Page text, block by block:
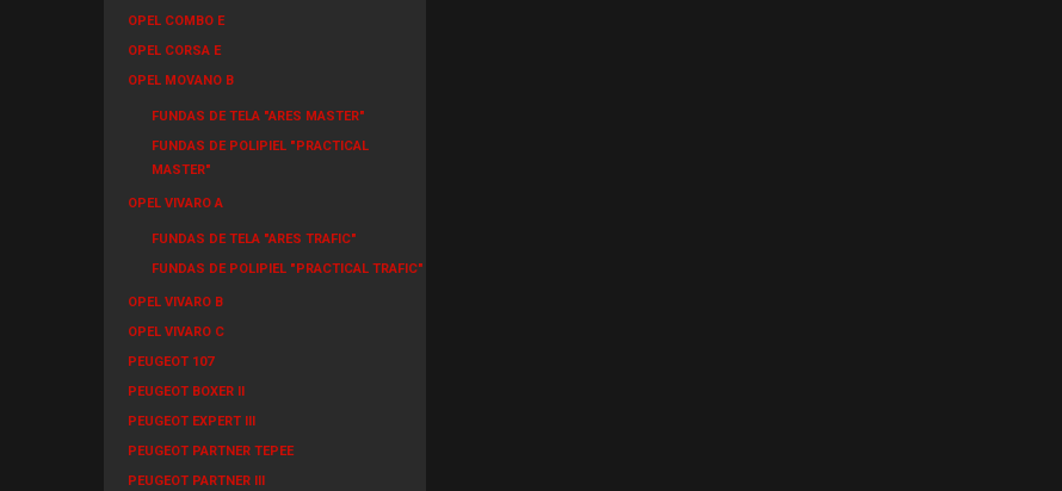
OPEL COMBO E
OPEL CORSA E
OPEL MOVANO B
FUNDAS DE TELA "ARES MASTER"
FUNDAS DE POLIPIEL "PRACTICAL
MASTER"
OPEL VIVARO A
FUNDAS DE TELA "ARES TRAFIC"
FUNDAS DE POLIPIEL "PRACTICAL TRAFIC"
OPEL VIVARO B
OPEL VIVARO C
PEUGEOT 107
PEUGEOT BOXER II
PEUGEOT EXPERT III
PEUGEOT PARTNER TEPEE
PEUGEOT PARTNER III